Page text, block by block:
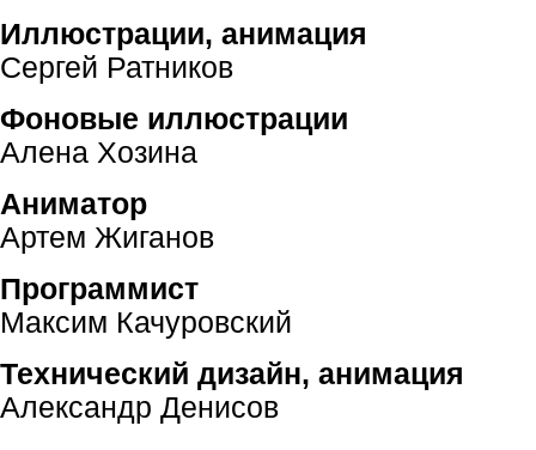
Иллюстрации, анимация
Сергей Ратников
Фоновые иллюстрации
Алена Хозина
Аниматор
Артем Жиганов
Программист
Максим Качуровский
Технический дизайн, анимация
Александр Денисов